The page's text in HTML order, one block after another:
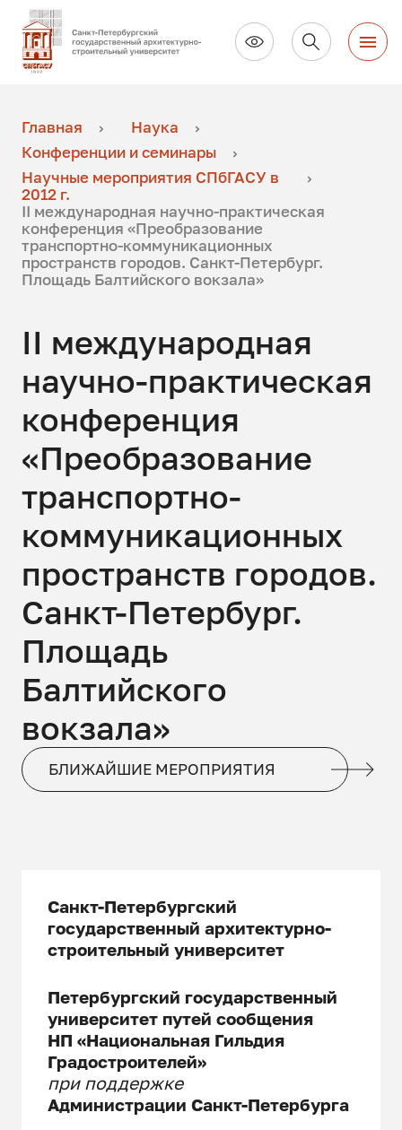
Главная
Наука
Конференции и семинары
Научные мероприятия СПбГАСУ в
2012 г.
II международная научно-практическая
конференция «Преобразование
транспортно-коммуникационных
пространств городов. Санкт-Петербург.
Площадь Балтийского вокзала»
II международная
научно-практическая
конференция
«Преобразование
транспортно-
коммуникационных
пространств городов.
Санкт-Петербург.
Площадь
Балтийского
вокзала»
БЛИЖАЙШИЕ МЕРОПРИЯТИЯ
Санкт-Петербургский
государственный архитектурно-
строительный университет
Петербургский государственный
университет путей сообщения
НП «Национальная Гильдия
Градостроителей»
при поддержке
Администрации Санкт-Петербурга